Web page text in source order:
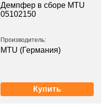
Демпфер в сборе MTU
05102150
Производитель:
MTU (Германия)
Купить